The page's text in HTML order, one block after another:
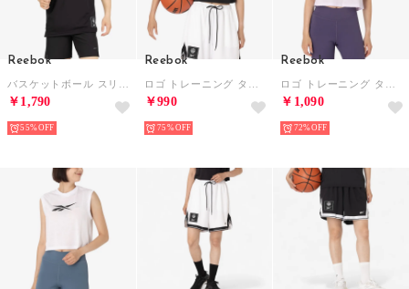
Reebok
￥1,790
55%
Reebok
￥990
75%
Reebok
￥1,090
72%